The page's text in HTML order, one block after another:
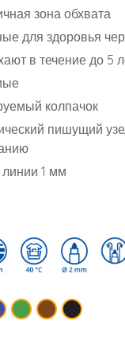
зона обхвата
для здоровья
в течение до 5
колпачок
пишущий
1 мм